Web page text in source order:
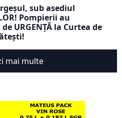
sub asediul
Pompierii au
URGENȚĂ la Curtea de
mai multe